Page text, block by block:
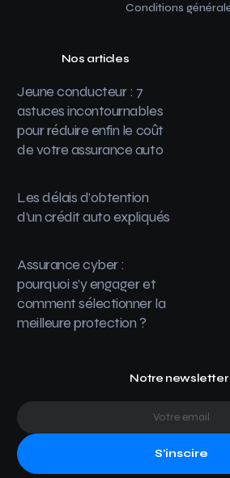
Conditions
Nos articles
Jeune conducteur : 7
astuces incontournables
pour réduire enfin le coût
de votre assurance auto
Les délais d’obtention
d’un crédit auto expliqués
Assurance cyber :
pourquoi s’y engager et
comment sélectionner la
meilleure protection ?
Notre newsletter
S'inscire